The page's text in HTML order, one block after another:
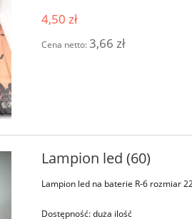
4,50 zł
Cena netto:3,66 zł
Lampion led (60)
Lampion led na baterie R-6 rozmiar
Dostępność:duża ilość